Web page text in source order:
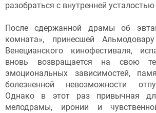
разобраться с внутренней усталостью
После сдержанной драмы об
комната», принесшей
Венецианского кинофестиваля,
вновь возвращается на свою
эмоциональных зависимостей,
болезненной невозможности
Однако в этот раз привычная
мелодрамы, иронии и